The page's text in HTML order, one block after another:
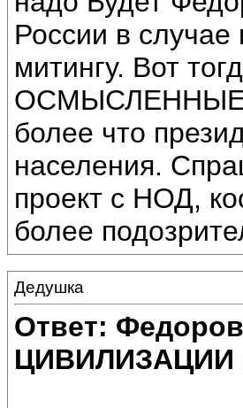
России в
митингу. Вот
ОСМЫСЛЕННЫЕ
более что
населения.
проект с НОД,
более
Дедушка
Ответ:
ЦИВИЛИЗАЦИИ